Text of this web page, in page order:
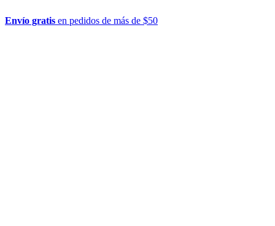
Envío gratis en pedidos de más de $50